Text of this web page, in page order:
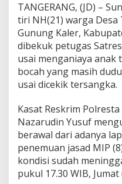
s
,
W
r
g
a
G
u
n
g
K
a
l
e
TANGERANG, (JD) –
tiri NH(21) warga Desa
Gunung Kaler,
dibekuk petugas
usai menganiaya anak
bocah yang masih
usai dicekik tersangka.
Kasat Reskrim
Nazarudin Yusuf
berawal dari adanya
penemuan jasad MIP
kondisi sudah
pukul 17.30 WIB,